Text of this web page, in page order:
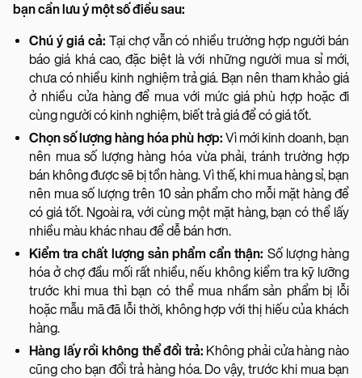
bạn cần lưu ý một số điều sau:
Chú ý giá cả: Tại chợ vẫn có nhiều trường hợp người bán
báo giá khá cao, đặc biệt là với những người mua sỉ mới,
chưa có nhiều kinh nghiệm trả giá. Bạn nên tham khảo giá
ở nhiều cửa hàng để mua với mức giá phù hợp hoặc đi
cùng người có kinh nghiệm, biết trả giá để có giá tốt.
Chọn số lượng hàng hóa phù hợp: Vì mới kinh doanh, bạn
nên mua số lượng hàng hóa vừa phải, tránh trường hợp
bán không được sẽ bị tồn hàng. Vì thế, khi mua hàng sỉ, bạn
nên mua số lượng trên 10 sản phẩm cho mỗi mặt hàng để
có giá tốt. Ngoài ra, với cùng một mặt hàng, bạn có thể lấy
nhiều màu khác nhau để dễ bán hơn.
Kiểm tra chất lượng sản phẩm cẩn thận: Số lượng hàng
hóa ở chợ đầu mối rất nhiều, nếu không kiểm tra kỹ lưỡng
trước khi mua thì bạn có thể mua nhầm sản phẩm bị lỗi
hoặc mẫu mã đã lỗi thời, không hợp với thị hiếu của khách
hàng.
Hàng lấy rồi không thể đổi trả: Không phải cửa hàng nào
cũng cho bạn đổi trả hàng hóa. Do vậy, trước khi mua bạn